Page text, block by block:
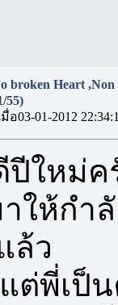
broken Heart
55)
อ03-01-2012
ปีใหม่ค
าให้กำ
ล้ว
แต่พี่เป็